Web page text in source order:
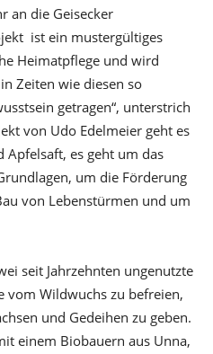
an die Geisecker
ist ein mustergültiges
Heimatpflege und wird
Zeiten wie diesen so
getragen“, unterstrich
von Udo Edelmeier geht es
es geht um das
um die Förderung
von Lebenstürmen und um
seit Jahrzehnten ungenutzte
vom Wildwuchs zu befreien,
und Gedeihen zu geben.
einem Biobauern aus Unna,